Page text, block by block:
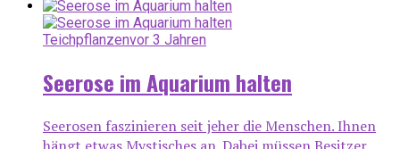
Teichpflanzenvor 3 Jahren
Seerose im Aquarium halten
Seerosen faszinieren seit jeher die Menschen. Ihnen
hängt etwas Mystisches an. Dabei müssen Besitzer